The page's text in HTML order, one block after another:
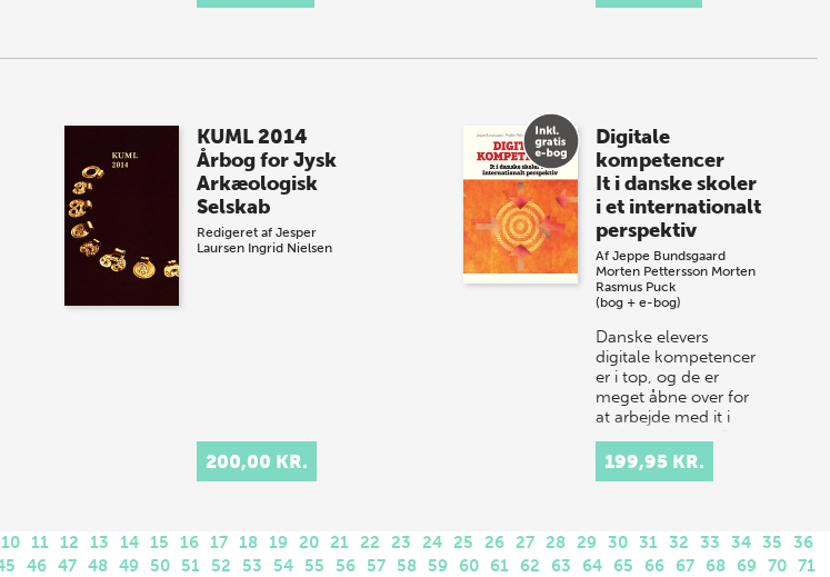
KUML 2014
Årbog for Jysk
Arkæologisk
Selskab
Redigeret af Jesper
Laursen Ingrid Nielsen
200,00 KR.
Digitale
kompetencer
It i danske skoler
i et internationalt
perspektiv
AfJeppe Bundsgaard
Morten Pettersson Morten
Rasmus Puck
(bog + e-bog)
Danske elevers
digitale kompetencer
er i top, og de er
meget åbne over for
at arbejde med it i
undervisningen. Det
gælder også deres
lærere, som har h…
199,95 KR.
10 11 12 13 14 15 16 17 18 19 20 21 22 23 24 25 26 27 28 29 30 31 32 33 34 35
36
46 47 48 49 50 51 52 53 54 55 56 57 58 59 60 61 62 63 64 65 66 67 68 69 70 71